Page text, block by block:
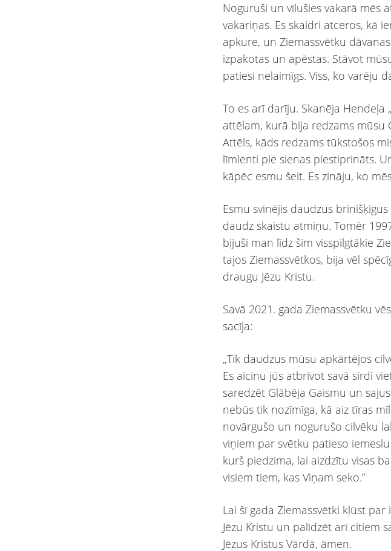
Noguruši un vīlušies vakarā mēs
vakariņas. Es skaidri atceros, kā
apkure, un Ziemassvētku
izpakotas un apēstas. Stāvot
patiesi nelaimīgs. Viss, ko varēju
To es arī darīju. Skanēja Hendeļa
attēlam, kurā bija redzams mūsu
Attēls, kāds redzams tūkstošos
līmlenti pie sienas piestiprināts.
kāpēc esmu šeit. Es zināju, ko
Esmu svinējis daudzus
daudz skaistu atmiņu. Tomēr
bijuši man līdz šim visspilgtākie
tajos Ziemassvētkos, bija vēl
draugu Jēzu Kristu.
Savā 2021. gada Ziemassvētku
sacīja:
„Tik daudzus mūsu apkārtējos
Es aicinu jūs atbrīvot savā sirdī
saredzēt Glābēja Gaismu un
nebūs tik nozīmīga, kā aiz tīras
novārgušo un nogurušo cilvēku
viņiem par svētku patieso
kurš piedzima, lai aizdzītu visas
visiem tiem, kas Viņam seko.”
Lai šī gada Ziemassvētki kļūst
Jēzu Kristu un palīdzēt arī citiem
Jēzus Kristus Vārdā, āmen.